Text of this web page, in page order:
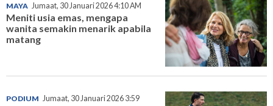
MAYA Jumaat, 30 Januari 2026 4:10 AM
Meniti usia emas, mengapa
wanita semakin menarik apabila
matang
PODIUM Jumaat, 30 Januari 2026 3:59